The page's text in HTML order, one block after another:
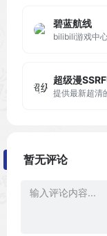
碧蓝航线
超级漫
提供最新超清
暂无评论